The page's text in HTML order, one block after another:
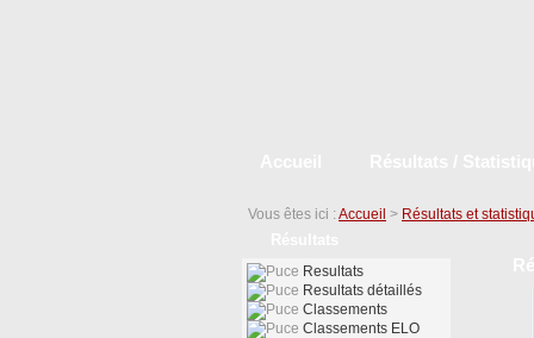
Vous êtes ici : Accueil > Résultats et
Resultats
Resultats détaillés
Classements
Classements ELO